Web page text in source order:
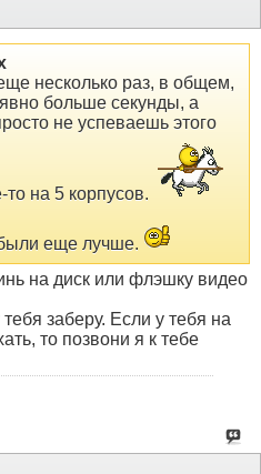
несколько раз, в общем,
больше секунды, а
не успеваешь этого
на 5 корпусов.
еще лучше.
на диск или флэшку видео
заберу. Если у тебя на
то позвони я к тебе